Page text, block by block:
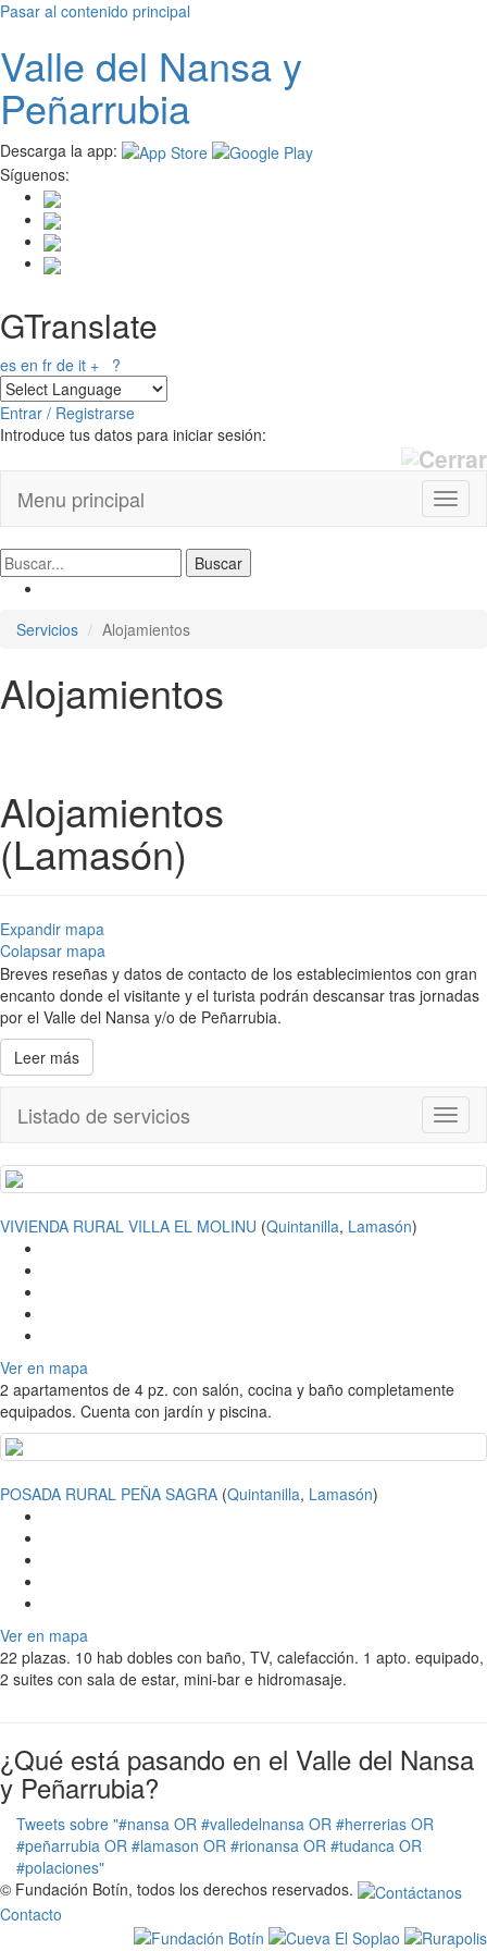
Pasar al contenido principal
Valle del Nansay
Peñarrubia
Descarga la app:
Síguenos:
GTranslate
es en fr de it + ?
Entrar / Registrarse
Introduce tus datos para iniciar sesión:
Menu principal
Servicios Alojamientos
Alojamientos
Alojamientos
(Lamasón)
Expandir mapa
Colapsar mapa
Breves reseñas y datos de contacto de los establecimientos con gran
encanto donde el visitante y el turista podrán descansar tras jornadas
por el Valle del Nansa y/o de Peñarrubia.
Leer más
Listado de servicios
VIVIENDA RURAL VILLA EL MOLINU (Quintanilla, Lamasón)
Ver en mapa
2 apartamentos de 4 pz. con salón, cocina y baño completamente
equipados. Cuenta con jardín y piscina.
POSADA RURAL PEÑA SAGRA (Quintanilla, Lamasón)
Ver en mapa
22 plazas. 10 hab dobles con baño, TV, calefacción. 1 apto. equipado,
2 suites con sala de estar, mini-bar e hidromasaje.
¿Qué está pasando en el Valle del Nansa
y Peñarrubia?
Tweets sobre "#nansa OR #valledelnansa OR #herrerias OR
#peñarrubia OR #lamason OR #rionansa OR #tudanca OR
#polaciones"
© Fundación Botín, todos los derechos reservados.
Contacto